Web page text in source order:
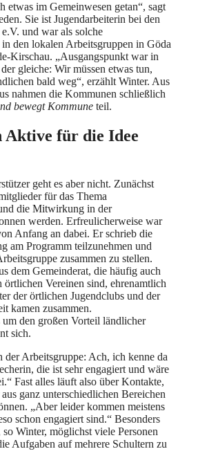
etwas im Gemeinwesen getan“, sagt
Sie ist Jugendarbeiterin bei den
und war als solche
den lokalen Arbeitsgruppen in Göda
Kirschau. „Ausgangspunkt war in
gleiche: Wir müssen etwas tun,
bald weg“, erzählt Winter. Aus
nahmen die Kommunen schließlich
bewegt Kommune teil.
Aktive für die Idee
geht es aber nicht. Zunächst
für das Thema
die Mitwirkung in der
werden. Erfreulicherweise war
Anfang an dabei. Er schrieb die
am Programm teilzunehmen und
zusammen zu stellen.
dem Gemeinderat, die häufig auch
örtlichen Vereinen sind, ehrenamtlich
der örtlichen Jugendclubs und der
kamen zusammen.
den großen Vorteil ländlicher
sich.
der Arbeitsgruppe: Ach, ich kenne da
die ist sehr engagiert und wäre
Fast alles läuft also über Kontakte,
ganz unterschiedlichen Bereichen
„Aber leider kommen meistens
schon engagiert sind.“ Besonders
Winter, möglichst viele Personen
Aufgaben auf mehrere Schultern zu